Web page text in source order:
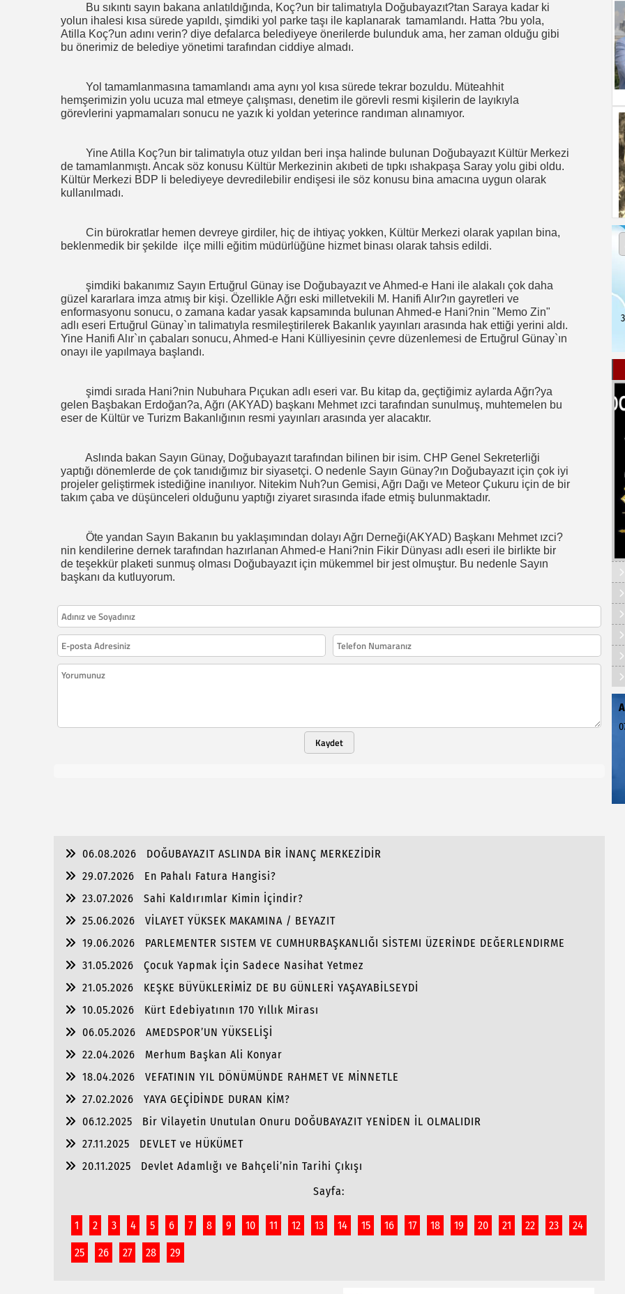
Bu sıkıntı sayın bakana anlatıldığında, Koç?un bir talimatıyla Doğubayazıt?tan Saraya kadar ki
yolun ihalesi kısa sürede yapıldı, şimdiki yol parke taşı ile kaplanarak tamamlandı. Hatta ?bu yola,
Atilla Koç?un adını verin? diye defalarca belediyeye önerilerde bulunduk ama, her zaman olduğu gibi
bu önerimiz de belediye yönetimi tarafından ciddiye almadı.
Yol tamamlanmasına tamamlandı ama aynı yol kısa sürede tekrar bozuldu. Müteahhit
hemşerimizin yolu ucuza mal etmeye çalışması, denetim ile görevli resmi kişilerin de layıkıyla
görevlerini yapmamaları sonucu ne yazık ki yoldan yeterince randıman alınamıyor.
Yine Atilla Koç?un bir talimatıyla otuz yıldan beri inşa halinde bulunan Doğubayazıt Kültür Merkezi
de tamamlanmıştı. Ancak söz konusu Kültür Merkezinin akıbeti de tıpkı ıshakpaşa Saray yolu gibi oldu.
Kültür Merkezi BDP li belediyeye devredilebilir endişesi ile söz konusu bina amacına uygun olarak
kullanılmadı.
Cin bürokratlar hemen devreye girdiler, hiç de ihtiyaç yokken, Kültür Merkezi olarak yapılan bina,
beklenmedik bir şekilde ilçe milli eğitim müdürlüğüne hizmet binası olarak tahsis edildi.
şimdiki bakanımız Sayın Ertuğrul Günay ise Doğubayazıt ve Ahmed-e Hani ile alakalı çok daha
güzel kararlara imza atmış bir kişi. Özellikle Ağrı eski milletvekili M. Hanifi Alır?ın gayretleri ve
enformasyonu sonucu, o zamana kadar yasak kapsamında bulunan Ahmed-e Hani?nin "Memo Zin"
adlı eseri Ertuğrul Günay`ın talimatıyla resmileştirilerek Bakanlık yayınları arasında hak ettiği yerini aldı.
Yine Hanifi Alır`ın çabaları sonucu, Ahmed-e Hani Külliyesinin çevre düzenlemesi de Ertuğrul Günay`ın
onayı ile yapılmaya başlandı.
şimdi sırada Hani?nin Nubuhara Pıçukan adlı eseri var. Bu kitap da, geçtiğimiz aylarda Ağrı?ya
gelen Başbakan Erdoğan?a, Ağrı (AKYAD) başkanı Mehmet ızci tarafından sunulmuş, muhtemelen bu
eser de Kültür ve Turizm Bakanlığının resmi yayınları arasında yer alacaktır.
Aslında bakan Sayın Günay, Doğubayazıt tarafından bilinen bir isim. CHP Genel Sekreterliği
yaptığı dönemlerde de çok tanıdığımız bir siyasetçi. O nedenle Sayın Günay?ın Doğubayazıt için çok iyi
projeler geliştirmek istediğine inanılıyor. Nitekim Nuh?un Gemisi, Ağrı Dağı ve Meteor Çukuru için de bir
takım çaba ve düşünceleri olduğunu yaptığı ziyaret sırasında ifade etmiş bulunmaktadır.
Öte yandan Sayın Bakanın bu yaklaşımından dolayı Ağrı Derneği(AKYAD) Başkanı Mehmet ızci?
nin kendilerine dernek tarafından hazırlanan Ahmed-e Hani?nin Fikir Dünyası adlı eseri ile birlikte bir
de teşekkür plaketi sunmuş olması Doğubayazıt için mükemmel bir jest olmuştur. Bu nedenle Sayın
başkanı da kutluyorum.
Kaydet
06.08.2026
DOĞUBAYAZIT ASLINDA BİR İNANÇ MERKEZİDİR
29.07.2026
En Pahalı Fatura Hangisi?
23.07.2026
Sahi Kaldırımlar Kimin İçindir?
25.06.2026
VİLAYET YÜKSEK MAKAMINA / BEYAZIT
19.06.2026
PARLEMENTER SISTEM VE CUMHURBAŞKANLIĞI SİSTEMI ÜZERİNDE DEĞERLENDIRME
31.05.2026
Çocuk Yapmak İçin Sadece Nasihat Yetmez
21.05.2026
KEŞKE BÜYÜKLERİMİZ DE BU GÜNLERİ YAŞAYABİLSEYDİ
10.05.2026
Kürt Edebiyatının 170 Yıllık Mirası
06.05.2026
AMEDSPOR’UN YÜKSELİŞİ
22.04.2026
Merhum Başkan Ali Konyar
18.04.2026
VEFATININ YIL DÖNÜMÜNDE RAHMET VE MİNNETLE
27.02.2026
YAYA GEÇİDİNDE DURAN KİM?
06.12.2025
Bir Vilayetin Unutulan Onuru DOĞUBAYAZIT YENİDEN İL OLMALIDIR
27.11.2025
DEVLET ve HÜKÜMET
20.11.2025
Devlet Adamlığı ve Bahçeli’nin Tarihi Çıkışı
Sayfa:
1 2 3 4 5 6 7 8 9 10 11 12 13 14 15 16 17 18 19 20 21 22 23 24
25 26 27 28 29